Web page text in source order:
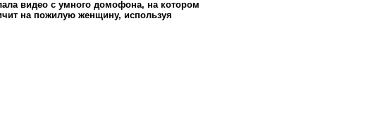
видео с умного домофона, на котором
на пожилую женщину, используя